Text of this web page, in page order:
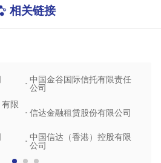
相关链接
限
中国金谷国际信托有限责任
公司
信达金融租赁股份有限公司
中国信达（香港）控股有限
公司